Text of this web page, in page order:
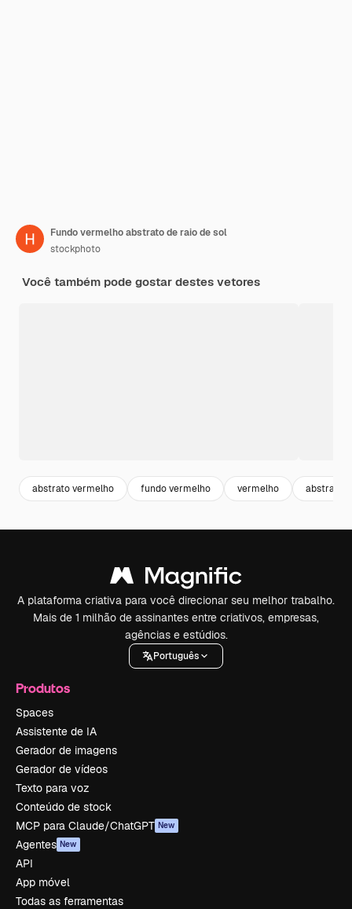
Fundo vermelho abstrato de raio de sol
stockphoto
Você também pode gostar destes vetores
abstrato vermelho fundo vermelho vermelho abstract
A plataforma criativa para você direcionar seu melhor trabalho.
Mais de 1 milhão de assinantes entre criativos, empresas,
agências e estúdios.
Português
Produtos
Spaces
Assistente de IA
Gerador de imagens
Gerador de vídeos
Texto para voz
Conteúdo de stock
MCP para Claude/ChatGPT New
Agentes New
API
App móvel
Todas as ferramentas